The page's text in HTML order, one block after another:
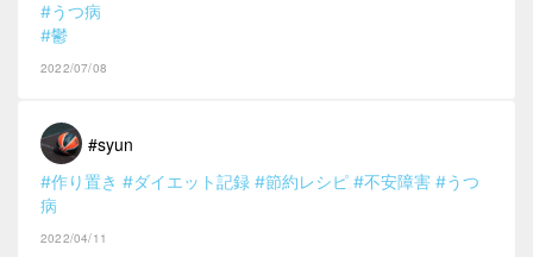
#うつ病
#鬱
2022/07/08
#syun
#作り置き #ダイエット記録 #節約レシピ #不安障害 #うつ
病
2022/04/11